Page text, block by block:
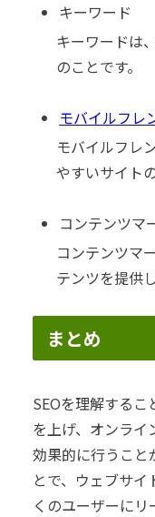
キーワード
キーワードは
のことです。
モバイルフレ
モバイルフレ
やすいサイト
コンテンツマ
コンテンツマ
テンツを提供
まとめ
SEOを理解する
を上げ、オンライ
効果的に行うこと
とで、ウェブサ
くのユーザーにリ